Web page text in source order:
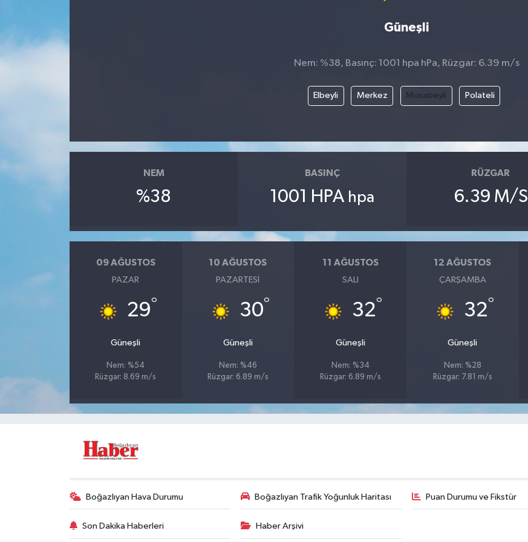
Güneşli
Nem: %38, Basınç: 1001 hpa hPa, Rüzgar: 6.39 m/s
Elbeyli Merkez Musabeyli Polateli
NEM
%38
BASINÇ
1001 HPA hpa
RÜZGAR
6.39 M/S
09 AĞUSTOS
PAZAR
29°
Güneşli
Nem: %54
Rüzgar: 8.69 m/s
10 AĞUSTOS
PAZARTESI
30°
Güneşli
Nem: %46
Rüzgar: 6.89 m/s
11 AĞUSTOS
SALI
32°
Güneşli
Nem: %34
Rüzgar: 6.89 m/s
12 AĞUSTOS
ÇARŞAMBA
32°
Güneşli
Nem: %28
Rüzgar: 7.81 m/s
Boğazlıyan Hava Durumu Boğazlıyan Trafik Yoğunluk Haritası Puan Durumu ve Fikstür
Son Dakika Haberleri Haber Arşivi